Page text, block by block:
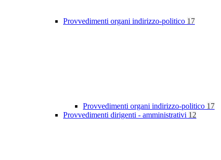
Provvedimenti organi indirizzo-politico 17
Provvedimenti organi indirizzo-politico 17
Provvedimenti dirigenti - amministrativi 12